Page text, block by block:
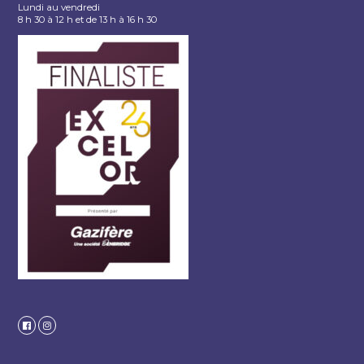
Lundi au vendredi
8 h 30 à 12 h et de 13 h à 16 h 30